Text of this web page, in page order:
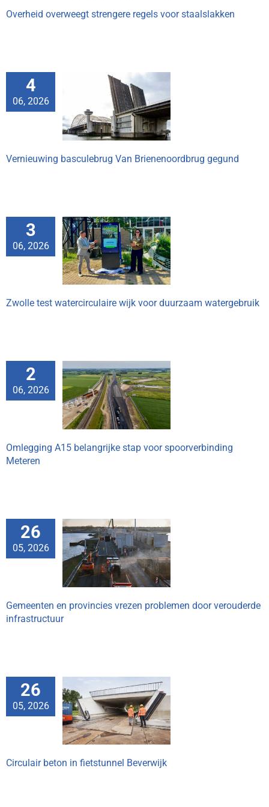
Overheid overweegt strengere regels voor staalslakken
4
06, 2026
Van
Vernieuwing basculebrug Van Brienenoordbrug gegund
3
06, 2026
test
wijk voor
Zwolle test watercirculaire wijk voor duurzaam watergebruik
2
06, 2026
A15
stap voor
Omlegging A15 belangrijke stap voor spoorverbinding
Meteren
26
05, 2026
en
vrezen
door
Gemeenten en provincies vrezen problemen door verouderde
infrastructuur
26
05, 2026
beton in
Beverwijk
Circulair beton in fietstunnel Beverwijk